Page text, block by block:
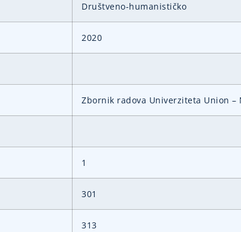
Društveno-humanističko
2020
Zbornik radova Univerziteta Union –
1
301
313